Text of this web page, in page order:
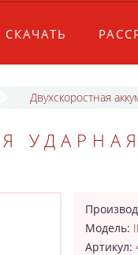
СКАЧАТЬ
Двухскоростная
Модель:
Артикул: